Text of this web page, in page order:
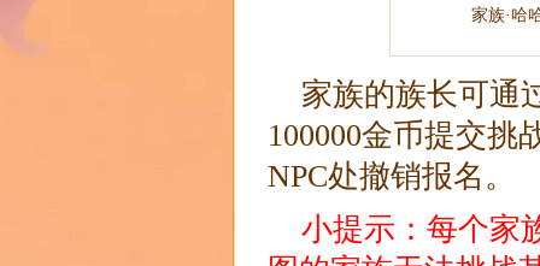
家族·哈
家族的族长可通
100000金币提交挑
NPC处撤销报名。
小提示：每个家